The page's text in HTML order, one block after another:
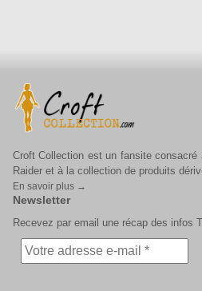
Croft Collection est un fansite consacré
Raider et à la collection de produits
En savoir plus →
Newsletter
Recevez par email une récap des infos